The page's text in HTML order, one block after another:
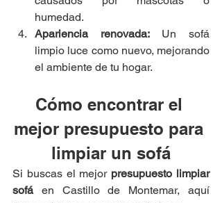
humedad.
Apariencia renovada: Un sofá
limpio luce como nuevo, mejorando
el ambiente de tu hogar.
Cómo encontrar el
mejor presupuesto para
limpiar un sofá
Si buscas el mejor presupuesto limpiar
sofá en Castillo de Montemar, aquí